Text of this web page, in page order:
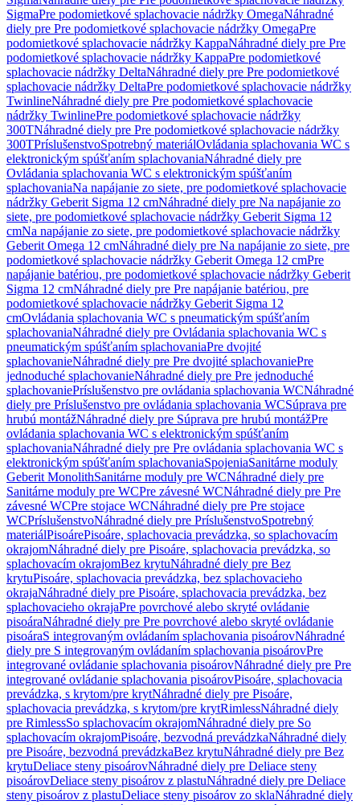
SigmaPre podomietkové splachovacie nádržky OmegaNáhradné
diely pre Pre podomietkové splachovacie nádržky OmegaPre
podomietkové splachovacie nádržky KappaNáhradné diely pre Pre
podomietkové splachovacie nádržky KappaPre podomietkové
splachovacie nádržky DeltaNáhradné diely pre Pre podomietkové
splachovacie nádržky DeltaPre podomietkové splachovacie nádržky
TwinlineNáhradné diely pre Pre podomietkové splachovacie
nádržky TwinlinePre podomietkové splachovacie nádržky
300TNáhradné diely pre Pre podomietkové splachovacie nádržky
300TPríslušenstvoSpotrebný materiálOvládania splachovania WC s
elektronickým spúšťaním splachovaniaNáhradné diely pre
Ovládania splachovania WC s elektronickým spúšťaním
splachovaniaNa napájanie zo siete, pre podomietkové splachovacie
nádržky Geberit Sigma 12 cmNáhradné diely pre Na napájanie zo
siete, pre podomietkové splachovacie nádržky Geberit Sigma 12
cmNa napájanie zo siete, pre podomietkové splachovacie nádržky
Geberit Omega 12 cmNáhradné diely pre Na napájanie zo siete, pre
podomietkové splachovacie nádržky Geberit Omega 12 cmPre
napájanie batériou, pre podomietkové splachovacie nádržky Geberit
Sigma 12 cmNáhradné diely pre Pre napájanie batériou, pre
podomietkové splachovacie nádržky Geberit Sigma 12
cmOvládania splachovania WC s pneumatickým spúšťaním
splachovaniaNáhradné diely pre Ovládania splachovania WC s
pneumatickým spúšťaním splachovaniaPre dvojité
splachovanieNáhradné diely pre Pre dvojité splachovaniePre
jednoduché splachovanieNáhradné diely pre Pre jednoduché
splachovaniePríslušenstvo pre ovládania splachovania WCNáhradné
diely pre Príslušenstvo pre ovládania splachovania WCSúprava pre
hrubú montážNáhradné diely pre Súprava pre hrubú montážPre
ovládania splachovania WC s elektronickým spúšťaním
splachovaniaNáhradné diely pre Pre ovládania splachovania WC s
elektronickým spúšťaním splachovaniaSpojeniaSanitárne moduly
Geberit MonolithSanitárne moduly pre WCNáhradné diely pre
Sanitárne moduly pre WCPre závesné WCNáhradné diely pre Pre
závesné WCPre stojace WCNáhradné diely pre Pre stojace
WCPríslušenstvoNáhradné diely pre PríslušenstvoSpotrebný
materiálPisoárePisoáre, splachovacia prevádzka, so splachovacím
okrajomNáhradné diely pre Pisoáre, splachovacia prevádzka, so
splachovacím okrajomBez krytuNáhradné diely pre Bez
krytuPisoáre, splachovacia prevádzka, bez splachovacieho
okrajaNáhradné diely pre Pisoáre, splachovacia prevádzka, bez
splachovacieho okrajaPre povrchové alebo skryté ovládanie
pisoáraNáhradné diely pre Pre povrchové alebo skryté ovládanie
pisoáraS integrovaným ovládaním splachovania pisoárovNáhradné
diely pre S integrovaným ovládaním splachovania pisoárovPre
integrované ovládanie splachovania pisoárovNáhradné diely pre Pre
integrované ovládanie splachovania pisoárovPisoáre, splachovacia
prevádzka, s krytom/pre krytNáhradné diely pre Pisoáre,
splachovacia prevádzka, s krytom/pre krytRimlessNáhradné diely
pre RimlessSo splachovacím okrajomNáhradné diely pre So
splachovacím okrajomPisoáre, bezvodná prevádzkaNáhradné diely
pre Pisoáre, bezvodná prevádzkaBez krytuNáhradné diely pre Bez
krytuDeliace steny pisoárovNáhradné diely pre Deliace steny
pisoárovDeliace steny pisoárov z plastuNáhradné diely pre Deliace
steny pisoárov z plastuDeliace steny pisoárov zo sklaNáhradné diely